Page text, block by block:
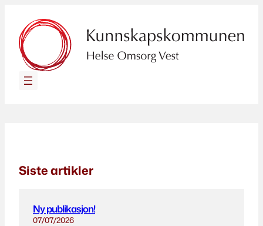
innhold
Siste artikler
Ny publikasjon!
07/07/2026